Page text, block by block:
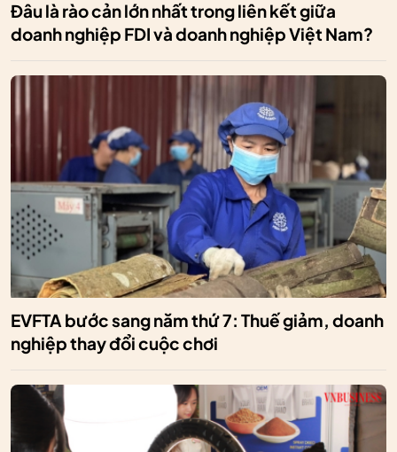
Đâu là rào cản lớn nhất trong liên kết giữa
doanh nghiệp FDI và doanh nghiệp Việt Nam?
EVFTA bước sang năm thứ 7: Thuế giảm, doanh
nghiệp thay đổi cuộc chơi